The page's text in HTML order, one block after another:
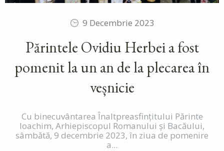
9 Decembrie 2023
Părintele Ovidiu Herbei a fost
pomenit la un an de la plecarea în
veșnicie
Cu binecuvântarea Înaltpreasfințitului Părinte
Ioachim, Arhiepiscopul Romanului și Bacăului,
sâmbătă, 9 decembrie 2023, în ziua de pomenire
a...